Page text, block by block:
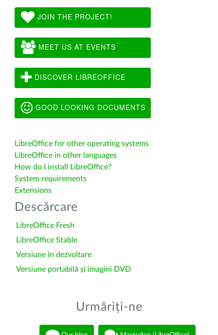
JOIN THE PROJECT!
MEET US AT EVENTS
DISCOVER LIBREOFFICE
GOOD LOOKING DOCUMENTS
LibreOffice for other operating systems
LibreOffice in other languages
How do I install LibreOffice?
System requirements
Extensions
Descărcare
LibreOffice Fresh
LibreOffice Stable
Versiune în dezvoltare
Versiune portabilă și imagini DVD
Urmăriți-ne